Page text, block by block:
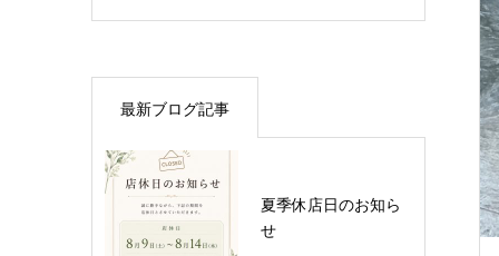
最新ブログ記事
夏季休店日のお知ら
せ